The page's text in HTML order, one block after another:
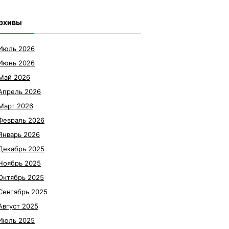
2026
2026
2026
2026
2026
2026
2026
2025
2025
2025
2025
2025
2025